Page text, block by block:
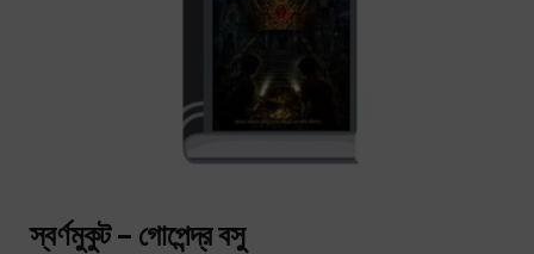
স্বর্ণমুকুট – গোপেন্দ্র বসু